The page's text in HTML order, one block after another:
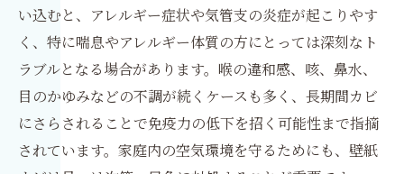
い込むと、アレルギー症状や気管支の炎症が起こりやす
く、特に喘息やアレルギー体質の方にとっては深刻なト
ラブルとなる場合があります。喉の違和感、咳、鼻水、
目のかゆみなどの不調が続くケースも多く、長期間カビ
にさらされることで免疫力の低下を招く可能性まで指摘
されています。家庭内の空気環境を守るためにも、壁紙